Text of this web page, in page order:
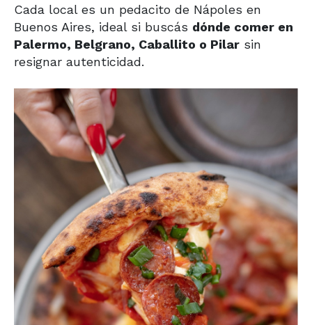
Cada local es un pedacito de Nápoles en
Buenos Aires, ideal si buscás dónde comer en
Palermo, Belgrano, Caballito o Pilar sin
resignar autenticidad.